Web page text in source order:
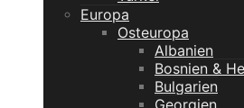
Europa
Osteuropa
Albanien
Bosnien &
Bulgarien
Georgien